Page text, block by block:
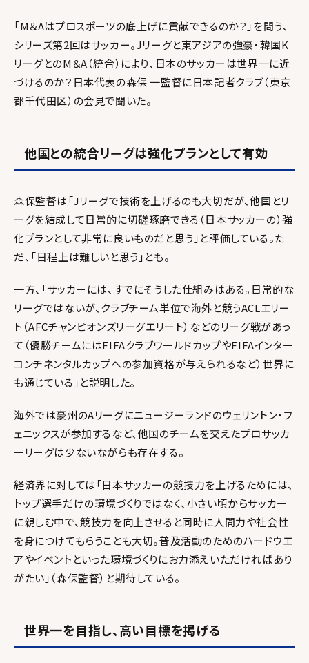
「M＆Aはプロスポーツの底上げに貢献できるのか？」を問う、
シリーズ第2回はサッカー。Jリーグと東アジアの強豪・韓国K
リーグとのM＆A（統合）により、日本のサッカーは世界一に近
づけるのか？日本代表の森保 一監督に日本記者クラブ（東京
都千代田区）の会見で聞いた。
他国との統合リーグは強化プランとして有効
森保監督は「Jリーグで技術を上げるのも大切だが、他国とリ
ーグを結成して日常的に切磋琢磨できる（日本サッカーの）強
化プランとして非常に良いものだと思う」と評価している。た
だ、「日程上は難しいと思う」とも。
一方、「サッカーには、すでにそうした仕組みはある。日常的な
リーグではないが、クラブチーム単位で海外と競うACLエリー
ト（AFCチャンピオンズリーグエリート）などのリーグ戦があっ
て（優勝チームにはFIFAクラブワールドカップやFIFAインター
コンチネンタルカップへの参加資格が与えられるなど）世界に
も通じている」と説明した。
海外では豪州のAリーグにニュージーランドのウェリントン・フ
ェニックスが参加するなど、他国のチームを交えたプロサッカ
ーリーグは少ないながらも存在する。
経済界に対しては「日本サッカーの競技力を上げるためには、
トップ選手だけの環境づくりではなく、小さい頃からサッカー
に親しむ中で、競技力を向上させると同時に人間力や社会性
を身につけてもらうことも大切。普及活動のためのハードウエ
アやイベントといった環境づくりにお力添えいただければあり
がたい」（森保監督）と期待している。
世界一を目指し、高い目標を掲げる